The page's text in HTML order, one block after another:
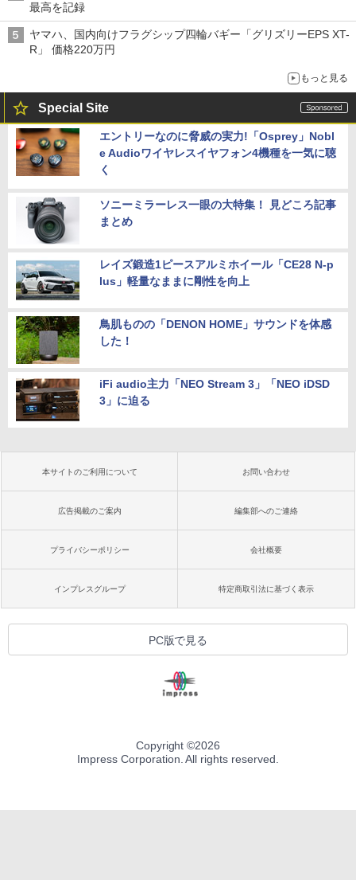
最高を記録
ヤマハ、国内向けフラグシップ四輪バギー「グリズリーEPS XT-
R」 価格220万円
もっと見る
Special Site
エントリーなのに脅威の実力!「Osprey」Nobl
e Audioワイヤレスイヤフォン4機種を一気に聴
く
ソニーミラーレス一眼の大特集！ 見どころ記事
まとめ
レイズ鍛造1ピースアルミホイール「CE28 N-p
lus」軽量なままに剛性を向上
鳥肌ものの「DENON HOME」サウンドを体感
した！
iFi audio主力「NEO Stream 3」「NEO iDSD
3」に迫る
本サイトのご利用について お問い合わせ
広告掲載のご案内 編集部へのご連絡
プライバシーポリシー 会社概要
インプレスグループ 特定商取引法に基づく表示
PC版で見る
Copyright ©2026
Impress Corporation. All rights reserved.